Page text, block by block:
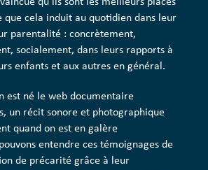
que cela induit au quotidien dans leur
parentalité : concrètement,
socialement, dans leurs rapports à
enfants et aux autres en général.
est né le web documentaire
un récit sonore et photographique
quand on est en galère
entendre ces témoignages de
de précarité grâce à leur